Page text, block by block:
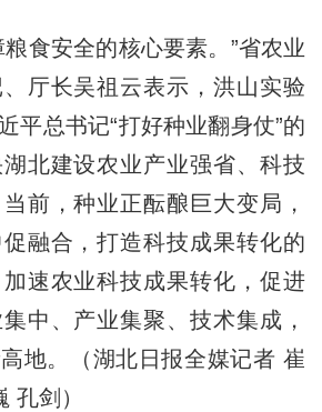
食安全的核心要素。”省农业
厅长吴祖云表示，洪山实验
平总书记“打好种业翻身仗”的
北建设农业产业强省、科技
前，种业正酝酿巨大变局，
融合，打造科技成果转化的
速农业科技成果转化，促进
中、产业集聚、技术集成，
地。（湖北日报全媒记者 崔
孔剑）